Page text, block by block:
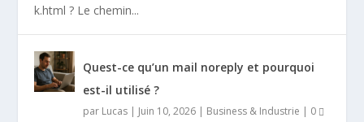
k.html ? Le chemin...
Quest-ce qu’un mail noreply et pourquoi
est-il utilisé ?
par Lucas | Juin 10, 2026 | Business & Industrie | 0